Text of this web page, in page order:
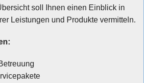
soll Ihnen einen Einblick in
Leistungen und Produkte vermitteln.